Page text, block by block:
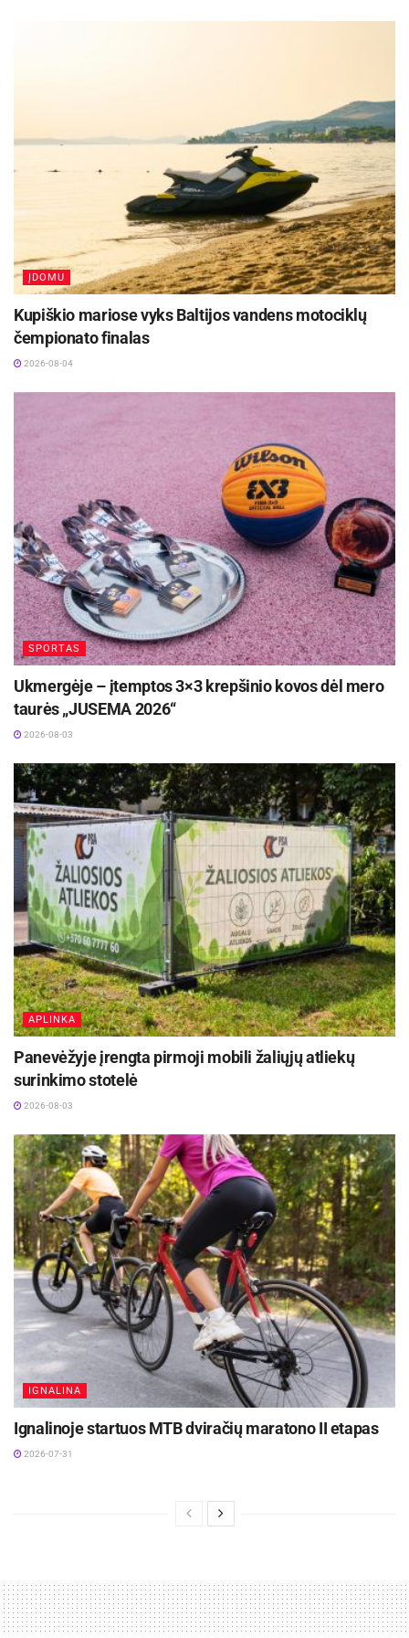
ĮDOMU
Kupiškio mariose vyks Baltijos vandens motociklų
čempionato finalas
2026-08-04
SPORTAS
Ukmergėje – įtemptos 3×3 krepšinio kovos dėl mero
taurės „JUSEMA 2026“
2026-08-03
APLINKA
Panevėžyje įrengta pirmoji mobili žaliųjų atliekų
surinkimo stotelė
2026-08-03
IGNALINA
Ignalinoje startuos MTB dviračių maratono II etapas
2026-07-31